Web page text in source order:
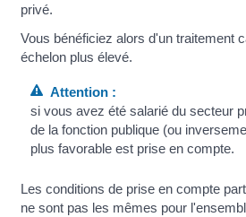
privé.
Vous bénéficiez alors d'un traitement
échelon plus élevé.
Attention :
si vous avez été salarié du secteur
de la fonction publique (ou
plus favorable est prise en compte.
Les conditions de prise en compte
ne sont pas les mêmes pour